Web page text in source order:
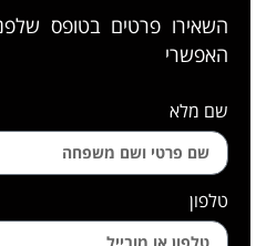
השאירו פרטים בטופס
האפשרי
שם מלא
טלפון